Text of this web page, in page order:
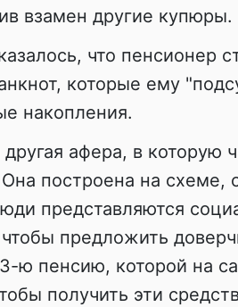
взамен другие купюры.
что пенсионер
которые ему
накопления.
афера, в которую
построена на схеме,
представляются
предложить
ю пенсию, которой на
получить эти